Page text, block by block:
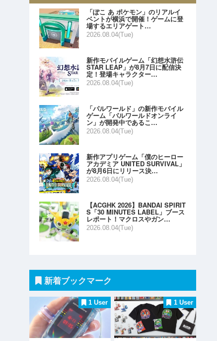
「ぽこ あ ポケモン」のリアルイ
ベントが横浜で開催！ゲームに登
場するエリアゲート…
2026.08.04(Tue)
新作モバイルゲーム「幻想水滸伝
STAR LEAP」が8月7日に配信決
定！登場キャラクター…
2026.08.04(Tue)
「パルワールド」の新作モバイル
ゲーム「パルワールドオンライ
ン」が開発中であるこ…
2026.08.04(Tue)
新作アプリゲーム「僕のヒーロー
アカデミア UNITED SURVIVAL」
が8月6日にリリース決…
2026.08.04(Tue)
【ACGHK 2026】BANDAI SPIRIT
S「30 MINUTES LABEL」ブース
レポート！マクロスやガン…
2026.08.04(Tue)
新着ブックマーク
1 User 1 User